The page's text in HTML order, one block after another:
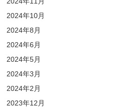
2024年10月
2024年8月
2024年6月
2024年5月
2024年3月
2024年2月
2023年12月